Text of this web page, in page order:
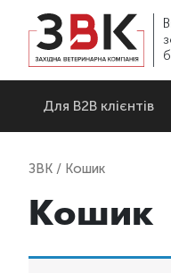
Для В2В клієнтів
ЗВК / Кошик
Кошик